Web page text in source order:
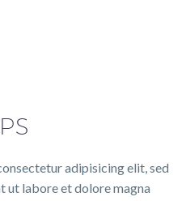
adipisicing elit, sed
ut labore et dolore magna